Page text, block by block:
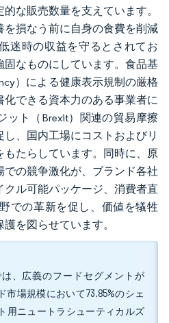
な販売数量を支えています。
を損なう前に自身の食費を削減
迷時の収益を守るとされてお
固なものにしています。食品基
）による健康表示規制の厳格
できる資本力のある事業者に
ット（Brexit）関連の貿易摩擦
、国内工場にコストおよびリ
たらしています。同時に、原
の競争激化が、ブランド各社
ル可能パッケージ、消費者直
での革新を促し、価値を犠牲
を図らせています。
、広義のフードセグメントが
市場規模において73.85%のシェ
用ニュートラシューティカルズ